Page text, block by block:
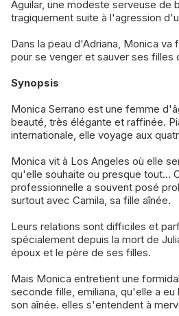
Aguilar, une modeste serveuse de
tragiquement suite à l'agression
Dans la peau d'Adriana, Monica
pour se venger et sauver ses filles
Synopsis
Monica Serrano est une femme
beauté, très élégante et raffinée.
internationale, elle voyage aux
Monica vit à Los Angeles où elle
qu'elle souhaite ou presque tout...
professionnelle a souvent posé
surtout avec Camila, sa fille aînée.
Leurs relations sont difficiles et
spécialement depuis la mort de
époux et le père de ses filles.
Mais Monica entretient une
seconde fille, emiliana, qu'elle a eu
son aînée. elles s'entendent à